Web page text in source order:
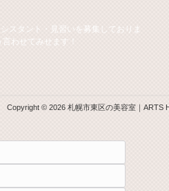
スタント・見習いを募集しておりま
わせてみせます！
Copyright © 2026 札幌市東区の美容室｜ARTS